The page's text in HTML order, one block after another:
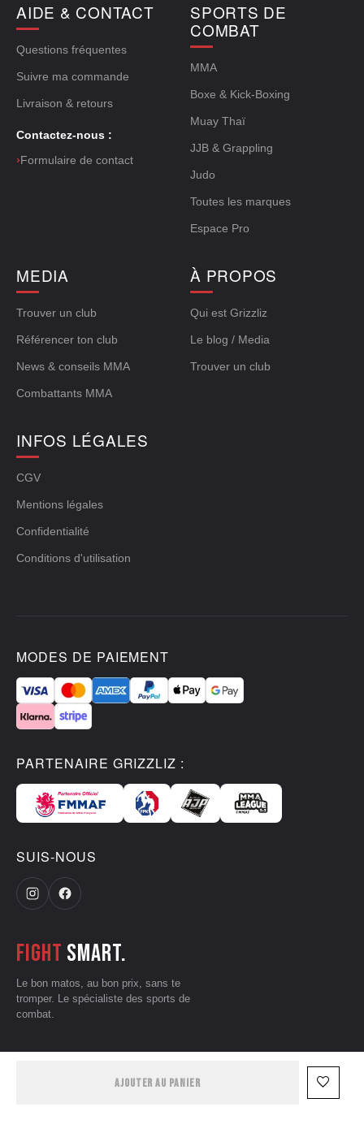
AJOUTER AU PANIER favorite_border
AIDE & CONTACT
Questions fréquentes
Suivre ma commande
Livraison & retours
Contactez-nous :
›Formulaire de contact
SPORTS DE
COMBAT
MMA
Boxe & Kick-Boxing
Muay Thaï
JJB & Grappling
Judo
Toutes les marques
Espace Pro
MEDIA
Trouver un club
Référencer ton club
News & conseils MMA
Combattants MMA
À PROPOS
Qui est Grizzliz
Le blog / Media
Trouver un club
INFOS LÉGALES
CGV
Mentions légales
Confidentialité
Conditions d'utilisation
MODES DE PAIEMENT
PARTENAIRE GRIZZLIZ :
SUIS-NOUS
Fight smart.
Le bon matos, au bon prix, sans te
tromper. Le spécialiste des sports de
combat.
Mentions légales•Données personnelles
Conditions d'utilisation